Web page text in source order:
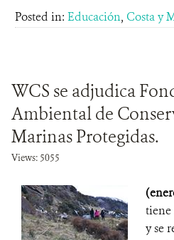
Posted in: Educación, Costa y
WCS se adjudica
Ambiental de
Marinas Protegidas.
Views: 5055
tiene
y se